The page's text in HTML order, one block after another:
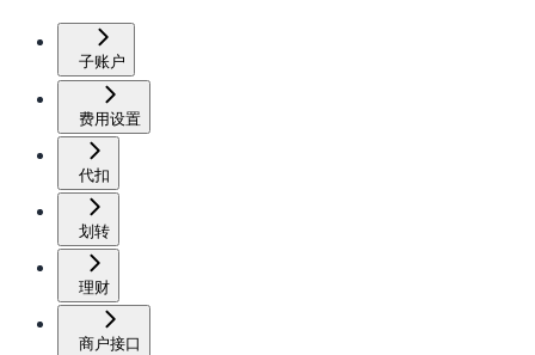
子账户
费用设置
代扣
划转
理财
商户接口